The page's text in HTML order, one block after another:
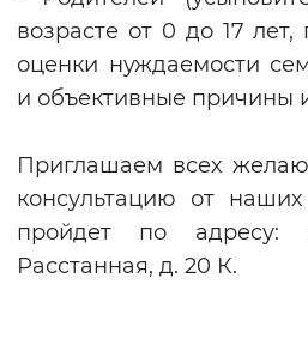
возрасте от 0 до 17
оценки нуждаемости
и объективные причины
Приглашаем всех
консультацию от
пройдет по адресу:
Расстанная, д. 20 К.